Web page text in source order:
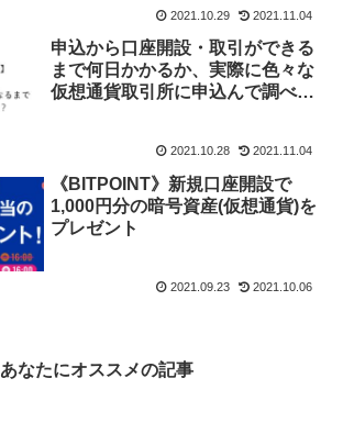
2021.10.29 2021.11.04
申込から口座開設・取引ができる
まで何日かかるか、実際に色々な
仮想通貨取引所に申込んで調べて
2021.10.28 2021.11.04
《BITPOINT》新規口座開設で
1,000円分の暗号資産(仮想通貨)を
プレゼント
2021.09.23 2021.10.06
あなたにオススメの記事